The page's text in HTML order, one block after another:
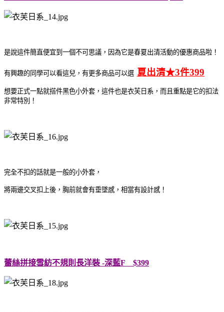
是說這件簡直便宜到一個不可思議，因為它是春夏出清活動的優惠商品啦！
有興趣的同學可以看這兒，有更多商品可以選 夏出清★3件399
想要正式一點就搭件黑色小外套，這件也是衣芙日系， 而且重點是它的扣法
非常特別！
完全不扣的話就是一般的小外套，
將兩邊交叉扣上後，胸前就會有垂墜感，相當有設計感！
蕾絲拼接雪紡不規則長洋裝 -深藍F $399